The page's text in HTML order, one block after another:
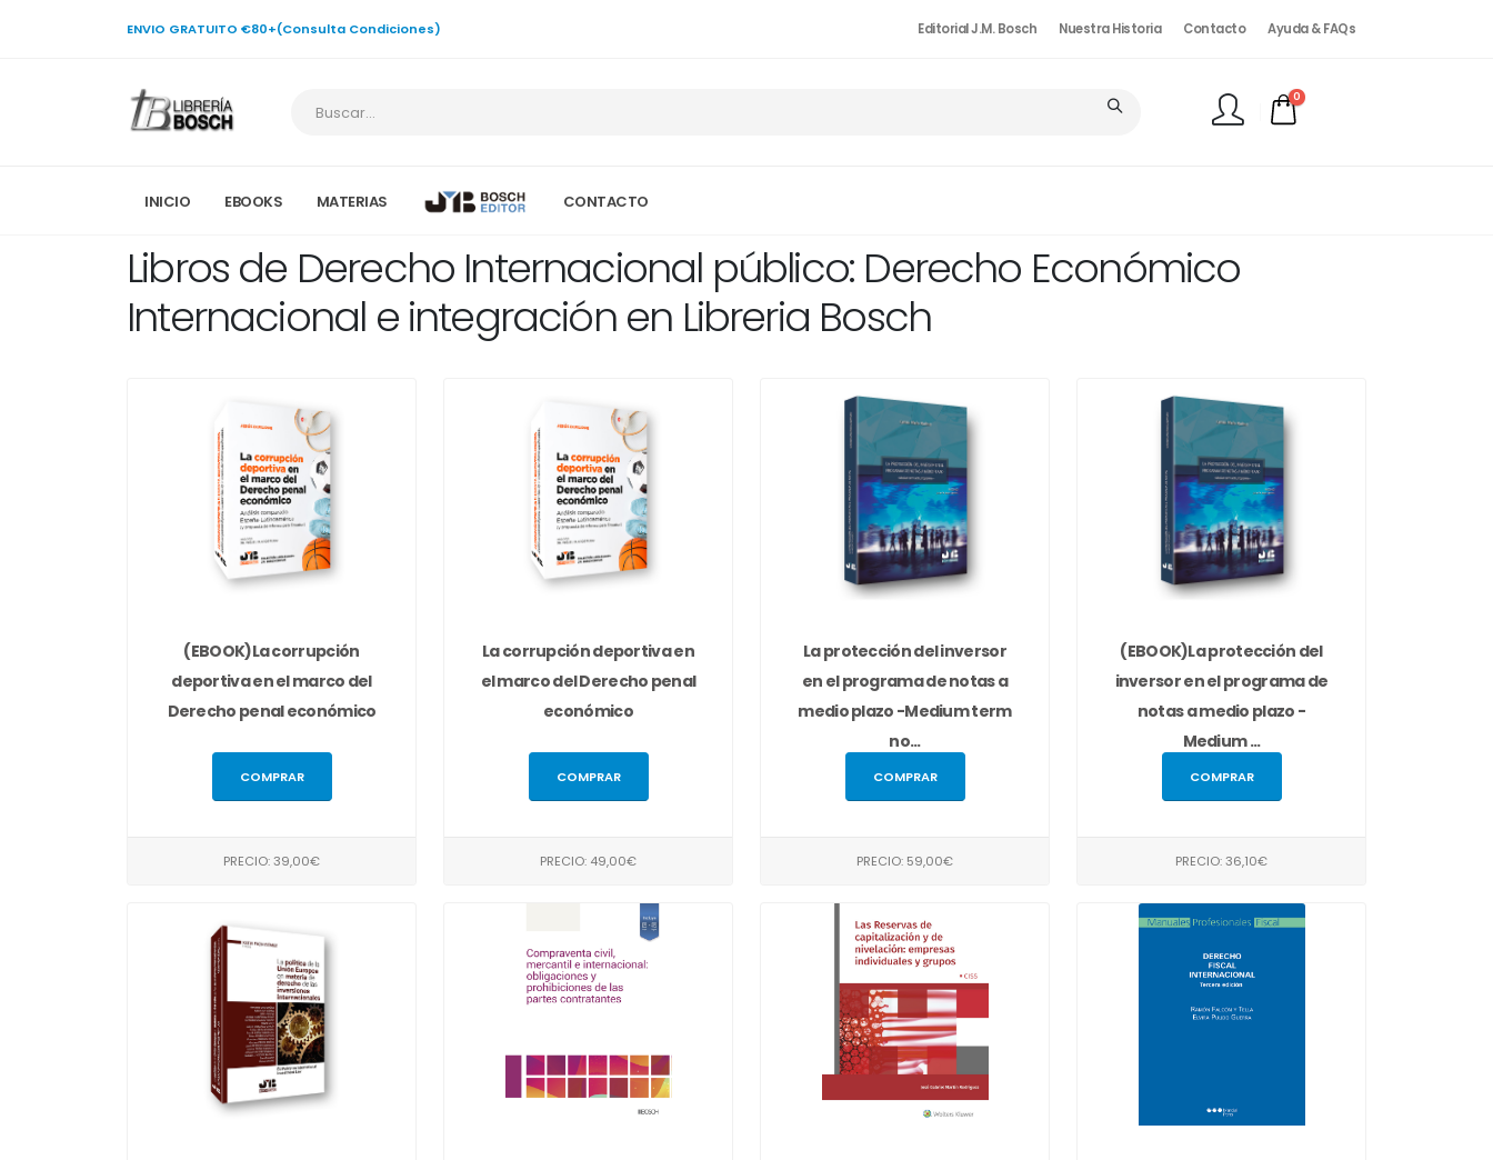
ENVIO GRATUITO €80+(Consulta Condiciones) Editorial J.M. Bosch Nuestra Historia Contacto Ayuda & FAQs
0
INICIO EBOOKS MATERIAS CONTACTO
Libros de Derecho Internacional público: Derecho Económico
Internacional e integración en Libreria Bosch
(EBOOK)La corrupción
deportiva en el marco del
Derecho penal económico
COMPRAR
PRECIO: 39,00€
La corrupción deportiva en
el marco del Derecho penal
económico
COMPRAR
PRECIO: 49,00€
La protección del inversor
en el programa de notas a
medio plazo -Medium term
no...
COMPRAR
PRECIO: 59,00€
(EBOOK)La protección del
inversor en el programa de
notas a medio plazo -
Medium ...
COMPRAR
PRECIO: 36,10€